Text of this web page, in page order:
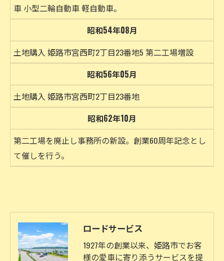
車 小型二輪自動車 軽自動車。
昭和54年08月
土地購入 姫路市宮西町2丁目23番地5 第二工場増設
昭和56年05月
土地購入 姫路市宮西町2丁目23番地
昭和62年10月
第二工場を廃止し事務所の新設。創業60周年記念とし
て催しを行う。
ロードサービス
1927年の創業以来、姫路市でお客
様の愛車に寄り添うサービスを提